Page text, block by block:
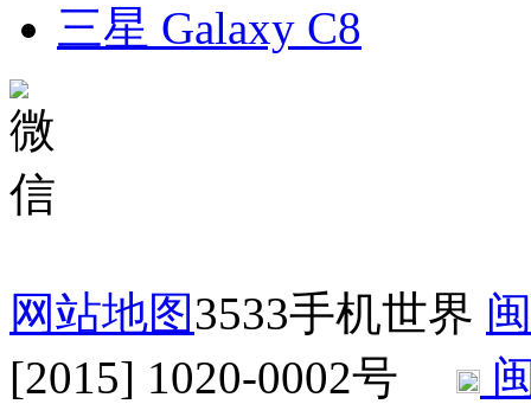
三星 Galaxy C8
网站地图3533手机世界
[2015] 1020-0002号